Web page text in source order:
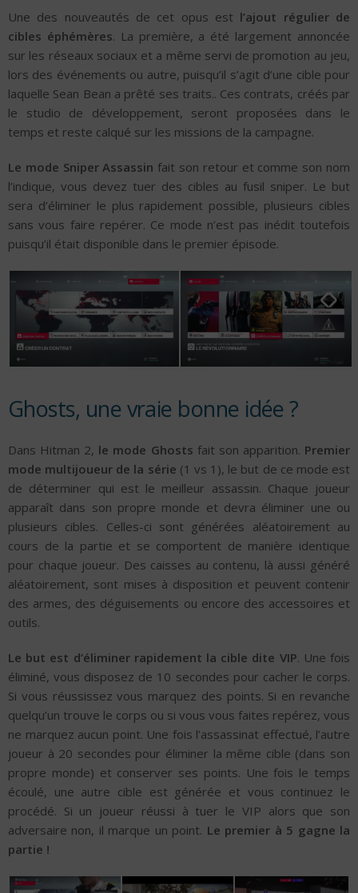
Une des nouveautés de cet opus est l’ajout régulier de
cibles éphémères. La première, a été largement annoncée
sur les réseaux sociaux et a même servi de promotion au jeu,
lors des événements ou autre, puisqu’il s’agit d’une cible pour
laquelle Sean Bean a prêté ses traits.. Ces contrats, créés par
le studio de développement, seront proposées dans le
temps et reste calqué sur les missions de la campagne.
Le mode Sniper Assassin fait son retour et comme son nom
l’indique, vous devez tuer des cibles au fusil sniper. Le but
sera d’éliminer le plus rapidement possible, plusieurs cibles
sans vous faire repérer. Ce mode n’est pas inédit toutefois
puisqu’il était disponible dans le premier épisode.
Ghosts, une vraie bonne idée ?
Dans Hitman 2, le mode Ghosts fait son apparition. Premier
mode multijoueur de la série (1 vs 1), le but de ce mode est
de déterminer qui est le meilleur assassin. Chaque joueur
apparaît dans son propre monde et devra éliminer une ou
plusieurs cibles. Celles-ci sont générées aléatoirement au
cours de la partie et se comportent de manière identique
pour chaque joueur. Des caisses au contenu, là aussi généré
aléatoirement, sont mises à disposition et peuvent contenir
des armes, des déguisements ou encore des accessoires et
outils.
Le but est d’éliminer rapidement la cible dite VIP. Une fois
éliminé, vous disposez de 10 secondes pour cacher le corps.
Si vous réussissez vous marquez des points. Si en revanche
quelqu’un trouve le corps ou si vous vous faites repérez, vous
ne marquez aucun point. Une fois l’assassinat effectué, l’autre
joueur à 20 secondes pour éliminer la même cible (dans son
propre monde) et conserver ses points. Une fois le temps
écoulé, une autre cible est générée et vous continuez le
procédé. Si un joueur réussi à tuer le VIP alors que son
adversaire non, il marque un point. Le premier à 5 gagne la
partie !